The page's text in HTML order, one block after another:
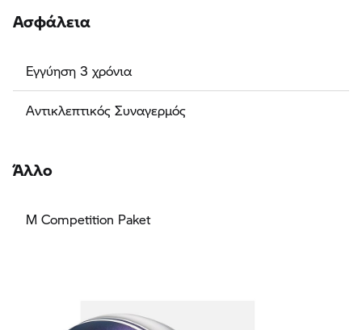
Ασφάλεια
Εγγύηση 3 χρόνια
Αντικλεπτικός Συναγερμός
Άλλο
M Competition Paket